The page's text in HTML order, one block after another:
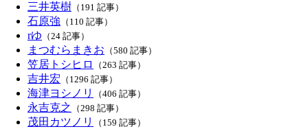
三井英樹 （191 記事）
石原強 （110 記事）
rゆ （24 記事）
まつむらまきお （580 記事）
笠居トシヒロ （263 記事）
吉井宏 （1296 記事）
海津ヨシノリ （406 記事）
永吉克之 （298 記事）
茂田カツノリ （159 記事）